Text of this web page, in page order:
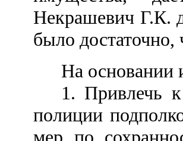
Некрашевич Г.К.
было достаточно,
На основании
1. Привлечь к
полиции